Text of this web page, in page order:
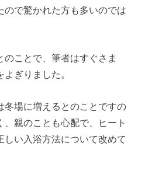
ので驚かれた方も多いのでは
ことで、筆者はすぐさま
よぎりました。
冬場に増えるとのことですの
親のことも心配で、ヒート
しい入浴方法について改めて